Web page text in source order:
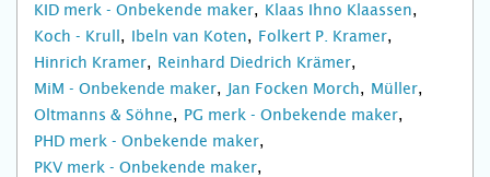
KID merk - Onbekende maker
Klaas Ihno Klaassen
Koch - Krull
Ibeln van Koten
Folkert P. Kramer
Hinrich Kramer
Reinhard Diedrich Krämer
MiM - Onbekende maker
Jan Focken Morch
Müller
Oltmanns & Söhne
PG merk - Onbekende maker
PHD merk - Onbekende maker
PKV merk - Onbekende maker